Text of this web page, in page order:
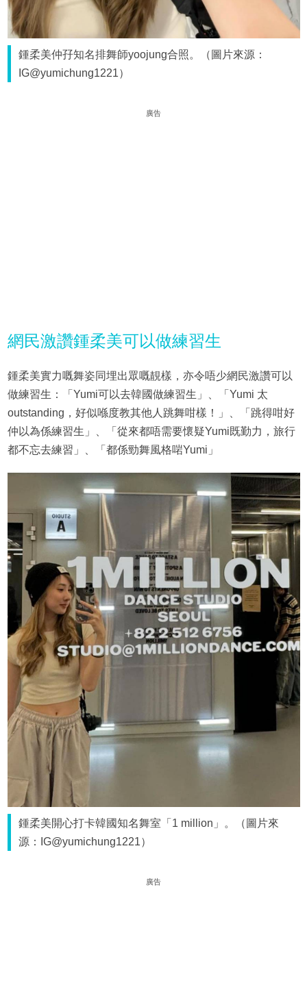
鍾柔美仲孖知名排舞師yoojung合照。（圖片來源：
IG@yumichung1221）
廣告
網民激讚鍾柔美可以做練習生
鍾柔美實力嘅舞姿同埋出眾嘅靚樣，亦令唔少網民激讚可以
做練習生：「Yumi可以去韓國做練習生」、「Yumi 太
outstanding，好似喺度教其他人跳舞咁樣！」、「跳得咁好
仲以為係練習生」、「從來都唔需要懷疑Yumi既勤力，旅行
都不忘去練習」、「都係勁舞風格啱Yumi」
鍾柔美開心打卡韓國知名舞室「1 million」。（圖片來
源：IG@yumichung1221）
廣告